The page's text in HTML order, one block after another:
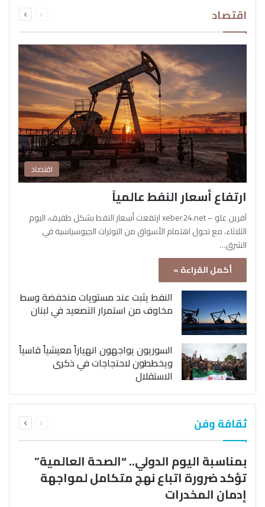
اقتصاد الصفحةالصفحة
اقتصاد
ارتفاع أسعار النفط عالمياً
آفرين علو – xeber24.net ارتفعت أسعار النفط بشكل طفيف، اليوم
الثلاثاء، مع تحول اهتمام الأسواق من التوترات الجيوسياسية في
الشرق…
أكمل القراءة »
النفط يثبت عند مستويات منخفضة وسط
مخاوف من استمرار التصعيد في لبنان
السوريون يواجهون انهياراً معيشياً قاسياً
ويخططون لاحتجاجات في ذكرى
الاستقلال
ثقافة وفن الصفحةالصفحة
بمناسبة اليوم الدولي.. “الصحة العالمية”
تؤكد ضرورة اتباع نهج متكامل لمواجهة
إدمان المخدرات